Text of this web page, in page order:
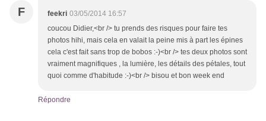
F feekri 03/05/2014 16:57
coucou Didier,<br /> tu prends des risques pour faire tes
photos hihi, mais cela en valait la peine mis à part les épines
cela c'est fait sans trop de bobos :-)<br /> tes deux photos sont
vraiment magnifiques , la lumière, les détails des pétales, tout
quoi comme d'habitude :-)<br /> bisou et bon week end
Répondre